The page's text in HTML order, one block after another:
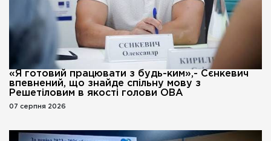
«Я готовий працювати з будь-ким»,- Сєнкевич
впевнений, що знайде спільну мову з
Решетіловим в якості голови ОВА
07 серпня 2026